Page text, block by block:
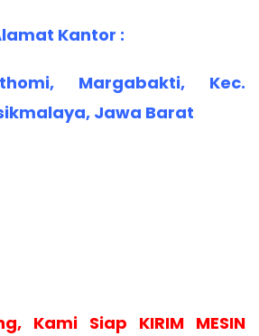
Kantor :
Margabakti, Kec.
Jawa Barat
Kami Siap KIRIM MESIN